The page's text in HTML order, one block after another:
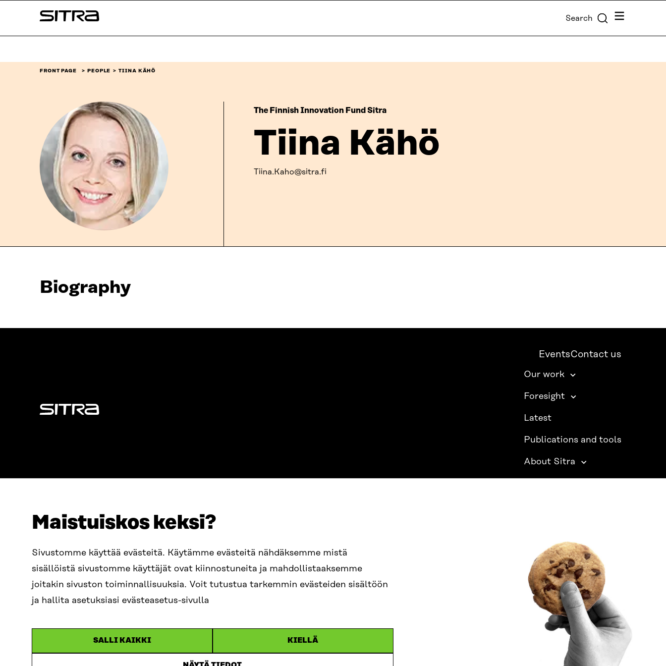
Maistuiskos keksi?
Sivustomme käyttää evästeitä. Käytämme evästeitä nähdäksemme mistä
sisällöistä sivustomme käyttäjät ovat kiinnostuneita ja mahdollistaaksemme
joitakin sivuston toiminnallisuuksia. Voit tutustua tarkemmin evästeiden sisältöön
ja hallita asetuksiasi evästeasetus-sivulla
SALLI KAIKKI KIELLÄ
↓
Sitra Search Menu
FRONT PAGE PEOPLE TIINA KÄHÖ
The Finnish Innovation Fund Sitra
Tiina Kähö
Tiina.Kaho@sitra.fi
Biography
Sitra
EventsContact us
Our work
Foresight
Latest
Publications and tools
About Sitra
ADDRESS
160,
00181 Helsinki
How to get to Sitra?
BUSINESS ID
TELEPHONE
EMAIL
firstname.lastname@sitra.fi